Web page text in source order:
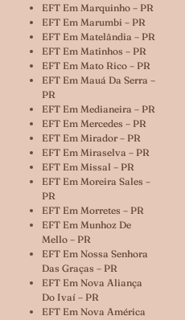
EFT Em Marquinho – PR
EFT Em Marumbi – PR
EFT Em Matelândia – PR
EFT Em Matinhos – PR
EFT Em Mato Rico – PR
EFT Em Mauá Da Serra –
PR
EFT Em Medianeira – PR
EFT Em Mercedes – PR
EFT Em Mirador – PR
EFT Em Miraselva – PR
EFT Em Missal – PR
EFT Em Moreira Sales –
PR
EFT Em Morretes – PR
EFT Em Munhoz De
Mello – PR
EFT Em Nossa Senhora
Das Graças – PR
EFT Em Nova Aliança
Do Ivaí – PR
EFT Em Nova América